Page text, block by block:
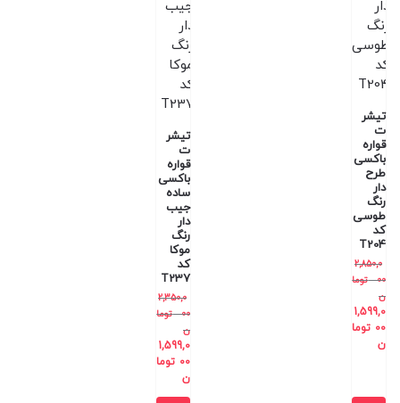
تیشر
ت
قواره
باکسی
طرح
دار
رنگ
طوسی
کد
T204
2,850,0
00
توما
ن
1,599,0
00 توما
ن
تیشر
ت
قواره
باکسی
ساده
جیب
دار
رنگ
موکا
کد
T237
2,350,0
00
توما
ن
1,599,0
00 توما
ن